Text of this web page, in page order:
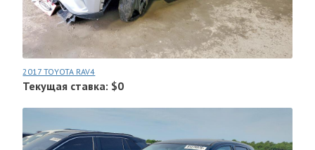
2017 TOYOTA RAV4
Текущая ставка: $0